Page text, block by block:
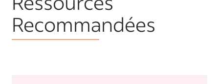
Recommandées